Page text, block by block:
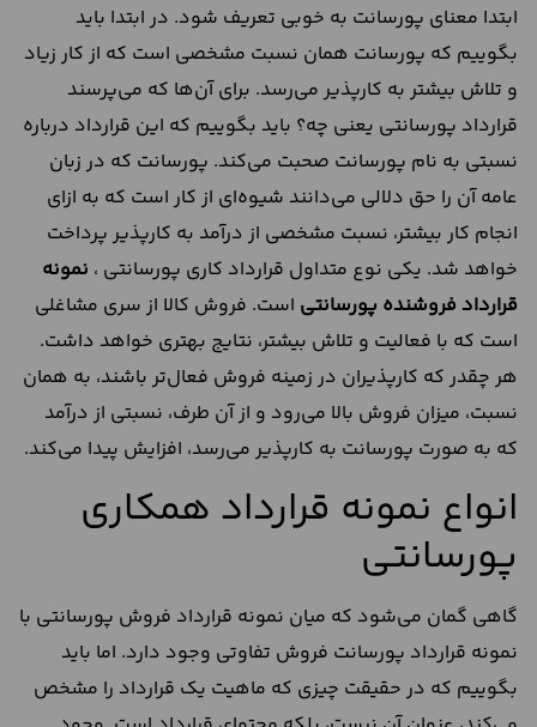
ابتدا معنای پورسانت به خوبی تعریف شود. در ابتدا باید
بگوییم که پورسانت همان نسبت مشخصی است که از کار زیاد
و تلاش بیشتر به کارپذیر می‌رسد. برای آن‌ها که می‌پرسند
قرارداد پورسانتی یعنی چه؟ باید بگوییم که این قرارداد درباره
نسبتی به نام پورسانت صحبت می‌کند. پورسانت که در زبان
عامه آن را حق دلالی می‌دانند شیوه‌ای از کار است که به ازای
انجام کار بیشتر، نسبت مشخصی از درآمد به کارپذیر پرداخت
خواهد شد. یکی نوع متداول قرارداد کاری پورسانتی ، نمونه
قرارداد فروشنده پورسانتی است. فروش کالا از سری مشاغلی
است که با فعالیت و تلاش بیشتر، نتایج بهتری خواهد داشت.
هر چقدر که کارپذیران در زمینه فروش فعال‌تر باشند، به همان
نسبت، میزان فروش بالا می‌رود و از آن طرف، نسبتی از درآمد
که به صورت پورسانت به کارپذیر می‌رسد، افزایش پیدا می‌کند.
انواع نمونه قرارداد همکاری
پورسانتی
گاهی گمان می‌شود که میان نمونه قرارداد فروش پورسانتی با
نمونه قرارداد پورسانت فروش تفاوتی وجود دارد. اما باید
بگوییم که در حقیقت چیزی که ماهیت یک قرارداد را مشخص